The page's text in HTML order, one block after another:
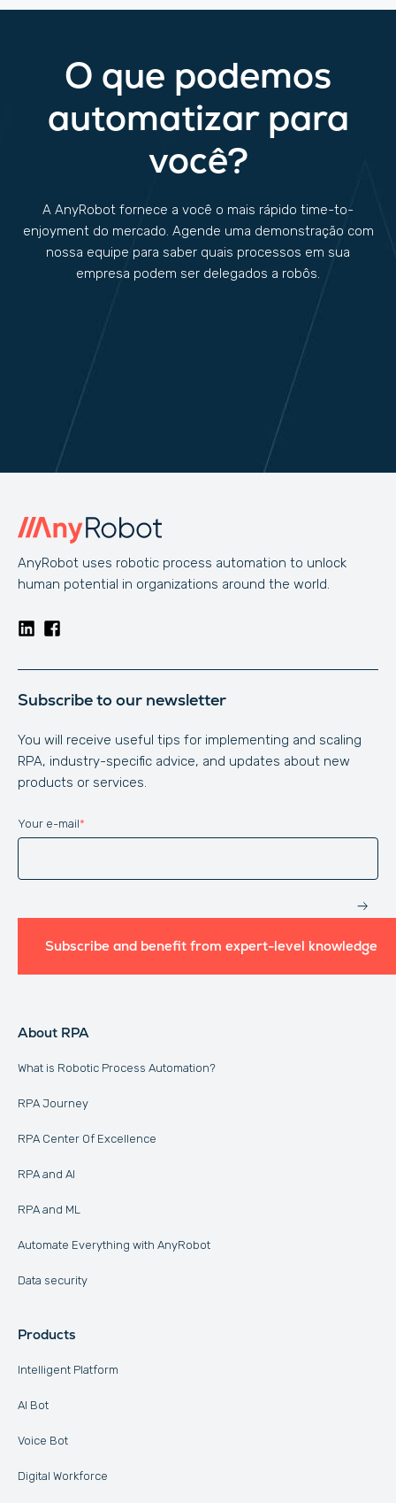
O que podemos
automatizar para
você?
A AnyRobot fornece a você o mais rápido time-to-
enjoyment do mercado. Agende uma demonstração com
nossa equipe para saber quais processos em sua
empresa podem ser delegados a robôs.
AnyRobot uses robotic process automation to unlock
human potential in organizations around the world.
Subscribe to our newsletter
You will receive useful tips for implementing and scaling
RPA, industry-specific advice, and updates about new
products or services.
Website
Your e-mail*
Subscribe and benefit from expert-level knowledge
About RPA
What is Robotic Process Automation?
RPA Journey
RPA Center Of Excellence
RPA and AI
RPA and ML
Automate Everything with AnyRobot
Data security
Products
Intelligent Platform
AI Bot
Voice Bot
Digital Workforce